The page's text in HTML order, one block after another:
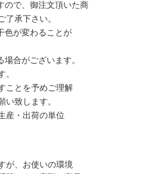
ので、御注文頂いた商
承下さい。
色が変わることが
合がございます。
ことを予めご理解
致します。
産・出荷の単位
が、お使いの環境